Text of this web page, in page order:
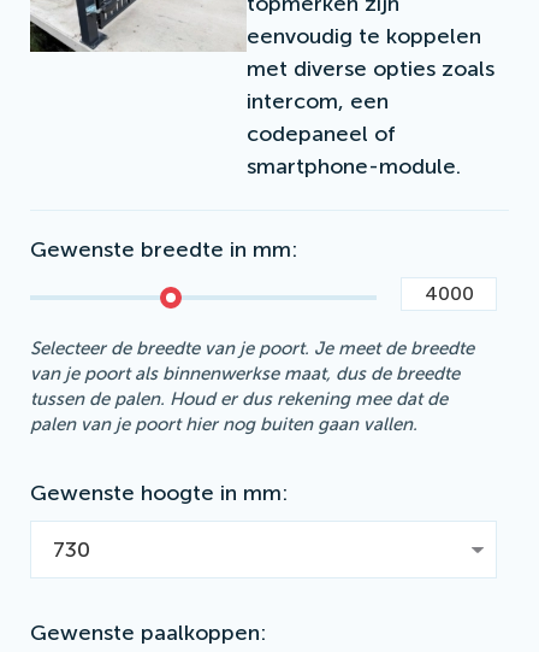
eenvoudig te koppelen
met diverse opties zoals
intercom, een
codepaneel of
smartphone-module.
Gewenste breedte in mm
Selecteer de breedte van je poort. Je meet de breedte
van je poort als binnenwerkse maat, dus de breedte
tussen de palen. Houd er dus rekening mee dat de
palen van je poort hier nog buiten gaan vallen.
Gewenste hoogte in mm
Gewenste paalkoppen